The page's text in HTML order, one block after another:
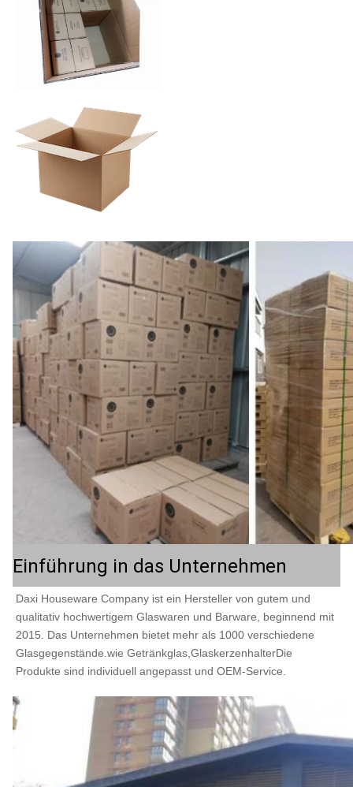
Einführung in das Unternehmen
Daxi Houseware Company ist ein Hersteller von gutem und
qualitativ hochwertigem Glaswaren und Barware, beginnend mit
2015. Das Unternehmen bietet mehr als 1000 verschiedene
Glasgegenstände.wie Getränkglas,GlaskerzenhalterDie
Produkte sind individuell angepasst und OEM-Service.